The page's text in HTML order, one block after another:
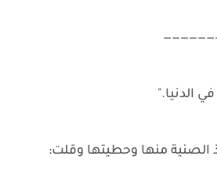
الدنيا."
الصنية منها وحطيتها وقلت: